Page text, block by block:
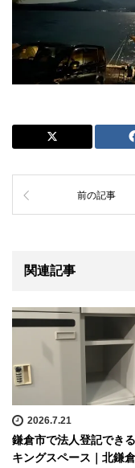
前の記事
関連記事
2026.7.21
鎌倉市で法人登記でき
キングスペース｜北鎌